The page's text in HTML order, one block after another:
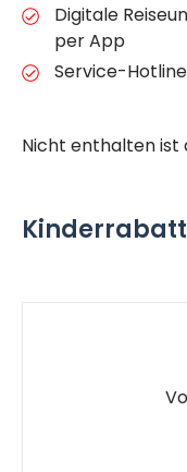
Digitale
per App
Service-
Nicht enthalten ist